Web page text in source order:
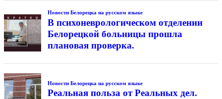
Новости Белорецка на русском языке
В психоневрологическом отделении
Белорецкой больницы прошла
плановая проверка.
Новости Белорецка на русском языке
Реальная польза от Реальных дел.